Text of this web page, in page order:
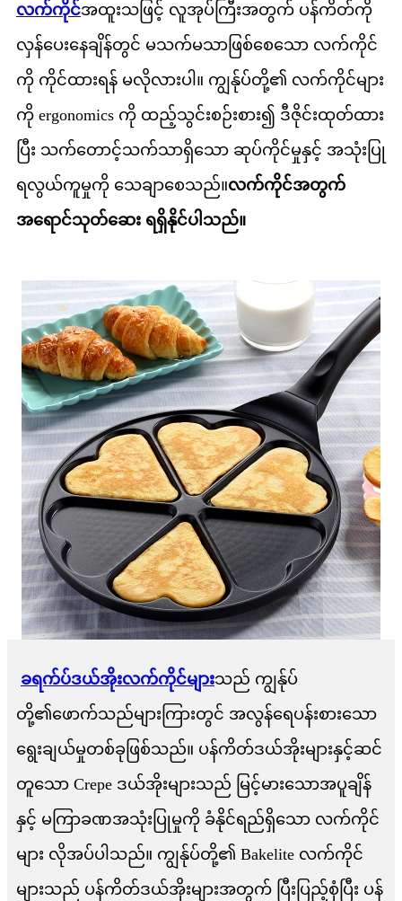
လက်ကိုင်အထူးသဖြင့် လူအုပ်ကြီးအတွက် ပန်ကိတ်ကို
လှန်ပေးနေချိန်တွင် မသက်မသာဖြစ်စေသော လက်ကိုင်
ကို ကိုင်ထားရန် မလိုလားပါ။ ကျွန်ုပ်တို့၏ လက်ကိုင်များ
ကို ergonomics ကို ထည့်သွင်းစဉ်းစား၍ ဒီဇိုင်းထုတ်ထား
ပြီး သက်တောင့်သက်သာရှိသော ဆုပ်ကိုင်မှုနှင့် အသုံးပြု
ရလွယ်ကူမှုကို သေချာစေသည်။လက်ကိုင်အတွက်
အရောင်သုတ်ဆေး ရရှိနိုင်ပါသည်။
ခရက်ပ်ဒယ်အိုးလက်ကိုင်များသည် ကျွန်ုပ်
တို့၏ဖောက်သည်များကြားတွင် အလွန်ရေပန်းစားသော
ရွေးချယ်မှုတစ်ခုဖြစ်သည်။ ပန်ကိတ်ဒယ်အိုးများနှင့်ဆင်
တူသော Crepe ဒယ်အိုးများသည် မြင့်မားသောအပူချိန်
နှင့် မကြာခဏအသုံးပြုမှုကို ခံနိုင်ရည်ရှိသော လက်ကိုင်
များ လိုအပ်ပါသည်။ ကျွန်ုပ်တို့၏ Bakelite လက်ကိုင်
များသည် ပန်ကိတ်ဒယ်အိုးများအတွက် ပြီးပြည့်စုံပြီး ပန်